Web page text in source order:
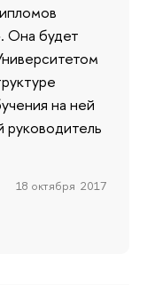
Она будет
на ней
руководитель
18 октября 2017